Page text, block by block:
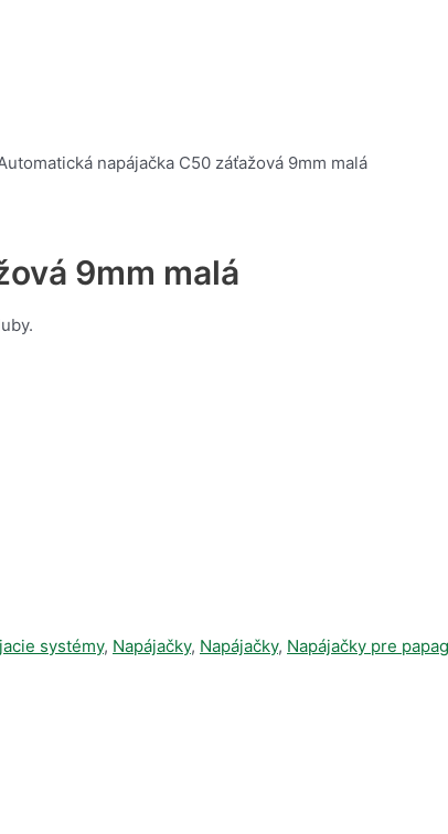
napájačka C50 záťažová 9mm malá
9mm malá
systémy, Napájačky, Napájačky, Napájačky pre